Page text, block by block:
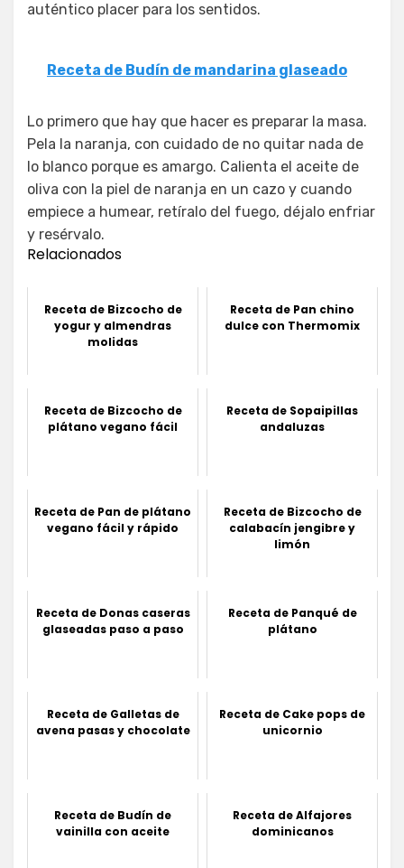
auténtico placer para los sentidos.
Receta de Budín de mandarina glaseado
Lo primero que hay que hacer es preparar la masa.
Pela la naranja, con cuidado de no quitar nada de
lo blanco porque es amargo. Calienta el aceite de
oliva con la piel de naranja en un cazo y cuando
empiece a humear, retíralo del fuego, déjalo enfriar
y resérvalo.
Relacionados
Receta de Bizcocho de
yogur y almendras
molidas
Receta de Pan chino
dulce con Thermomix
Receta de Bizcocho de
plátano vegano fácil
Receta de Sopaipillas
andaluzas
Receta de Pan de plátano
vegano fácil y rápido
Receta de Bizcocho de
calabacín jengibre y
limón
Receta de Donas caseras
glaseadas paso a paso
Receta de Panqué de
plátano
Receta de Galletas de
avena pasas y chocolate
Receta de Cake pops de
unicornio
Receta de Budín de
vainilla con aceite
Receta de Alfajores
dominicanos